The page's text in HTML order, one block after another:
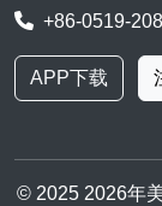
+86-0519-
APP下载
© 2025 2026年